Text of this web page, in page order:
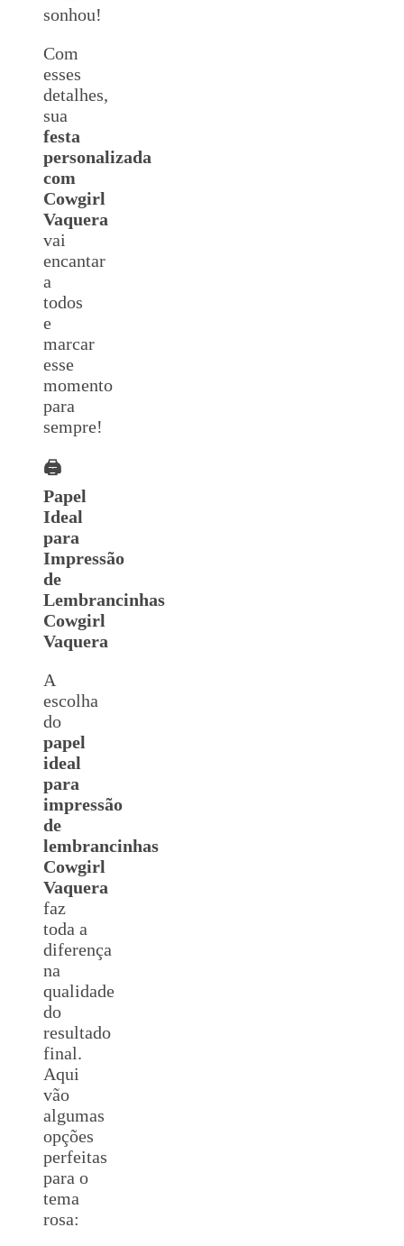
sonhou!
Com
esses
detalhes,
sua
festa
personalizada
com
Cowgirl
Vaquera
vai
encantar
a
todos
e
marcar
esse
momento
para
sempre!
🖨️
Papel
Ideal
para
Impressão
de
Lembrancinhas
Cowgirl
Vaquera
A
escolha
do
papel
ideal
para
impressão
de
lembrancinhas
Cowgirl
Vaquera
faz
toda a
diferença
na
qualidade
do
resultado
final.
Aqui
vão
algumas
opções
perfeitas
para o
tema
rosa: